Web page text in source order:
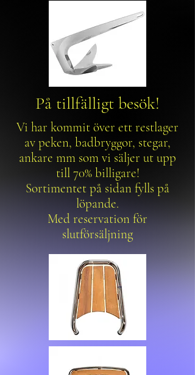
På tillfälligt besök!
Vi har kommit över ett restlager
av peken, badbryggor, stegar,
ankare mm som vi säljer ut upp
till 70% billigare!
Sortimentet på sidan fylls på
löpande.
Med reservation för
slutförsäljning